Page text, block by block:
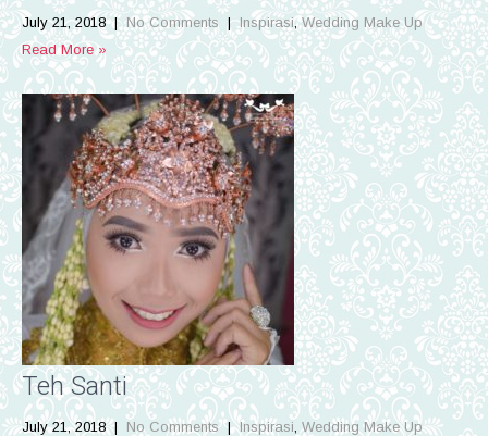
July 21, 2018 | No Comments | Inspirasi,Wedding Make Up
Read More »
Teh Santi
July 21, 2018 | No Comments |Inspirasi, Wedding Make Up